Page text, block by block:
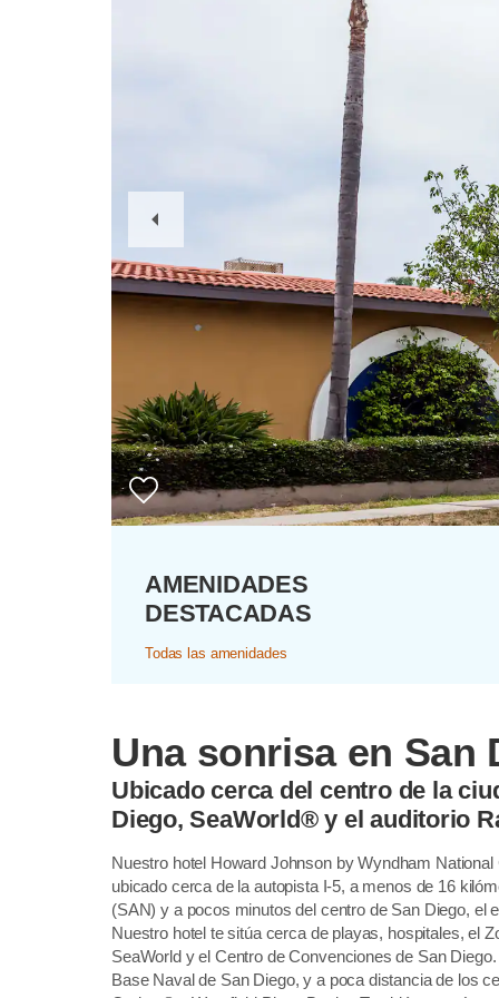
Slide
AMENIDADES
DESTACADAS
Todas las amenidades
Una sonrisa en San
Ubicado cerca del centro de la
Diego, SeaWorld® y el auditorio
Nuestro hotel Howard Johnson by Wyndham
ubicado cerca de la autopista I-5, a menos de 16
(SAN) y a pocos minutos del centro de San Diego, el
Nuestro hotel te sitúa cerca de playas, hospitales, el
SeaWorld y el Centro de Convenciones de San
Base Naval de San Diego, y a poca distancia de los